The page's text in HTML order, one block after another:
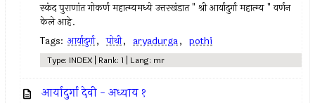
स्कंद पुराणांत गोकर्ण महात्म्यमध्ये उत्तरखंडात " श्री आर्यादुर्गा महात्म्य " वर्णन
केले आहे.
Tags: आर्यादुर्गा, पोथी, aryadurga, pothi
Type: INDEX | Rank: 1 | Lang: mr
आर्यादुर्गा देवी - अध्याय १